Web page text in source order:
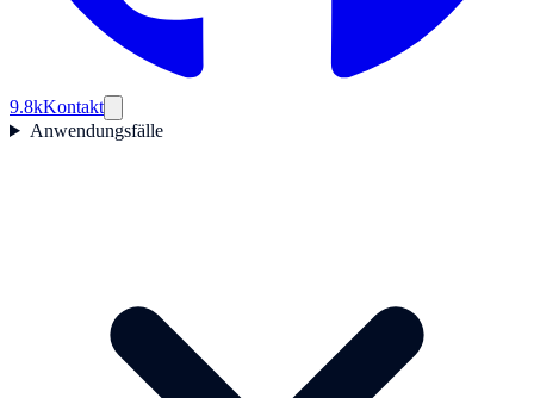
9.8kKontakt
Anwendungsfälle